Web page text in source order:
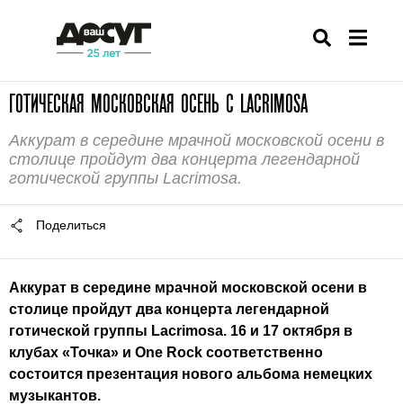
ГОТИЧЕСКАЯ МОСКОВСКАЯ ОСЕНЬ С LACRIMOSA
Аккурат в середине мрачной московской осени в
столице пройдут два концерта легендарной
готической группы Lacrimosa.
Поделиться
Аккурат в середине мрачной московской осени в
столице пройдут два концерта легендарной
готической группы Lacrimosa. 16 и 17 октября в
клубах «Точка» и One Rock соответственно
состоится презентация нового альбома немецких
музыкантов.